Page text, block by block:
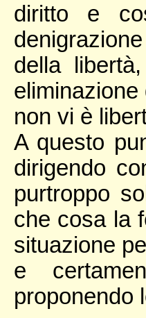
diritto e
della
non vi è
A questo
dirigendo
purtroppo
che cosa la
situazione
e
proponendo